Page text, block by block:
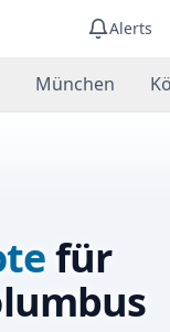
Alerts
München
für